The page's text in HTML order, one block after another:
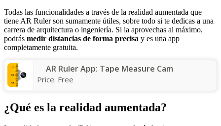
Todas las funcionalidades a través de la realidad aumentada que
tiene AR Ruler son sumamente útiles, sobre todo si te dedicas a una
carrera de arquitectura o ingeniería. Si la aprovechas al máximo,
podrás medir distancias de forma precisa y es una app
completamente gratuita.
AR Ruler App: Tape Measure Cam
Price: Free
¿Qué es la realidad aumentada?